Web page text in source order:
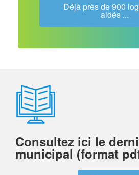
Déjà près de 900
aidés ...
Consultez ici le
municipal (format